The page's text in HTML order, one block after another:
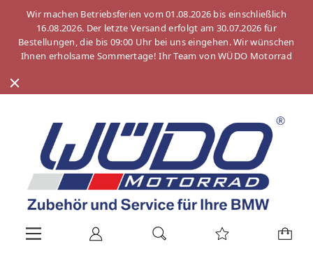
Wir machen Betriebsferien vom 01.08.2026 bis einschließlich
16.08.2026. Der letzte Versand erfolgt am 30.07.2026 für
Bestellungen, die bis 09:00 Uhr bei uns eingehen. Wir wünschen
Ihnen erholsame Sommertage! Ihr Team von WÜDO Motorrad